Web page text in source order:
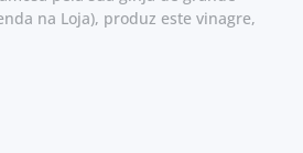
na Loja), produz este vinagre,
diferente, onde o sabor típico do